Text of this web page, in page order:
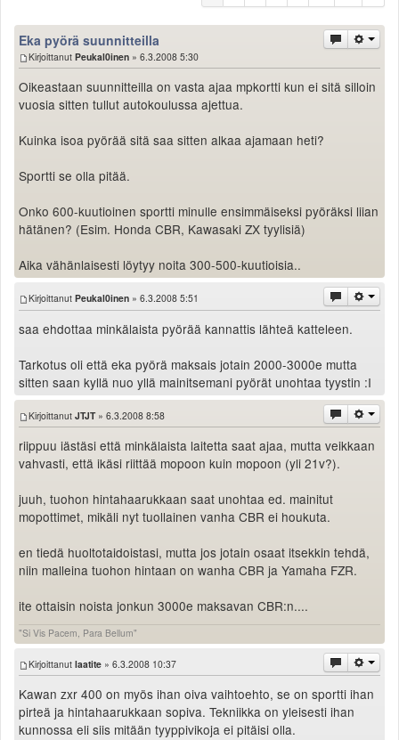
Uudet ajoneuvot
Uudet kuvat
Uudet videot
Uudet kommentit
Haku
Ajoneuvot
Osat
TIETOPANKKI
MP15 kuvia
MP13 kuvia
ACS 2015 kuvia
UUTISET
SÄÄ
Valitse paikkakunta
Helsingin sää
Tampereen sää
Turun sää
Oulun sää
Kuopion sää
MUUT
VIP-jäsenyys
Suunnittele oma paita
Mainostus
Palaute
Kevytversio
Eka pyörä suunnitteilla
Kirjoittanut Peukal0inen » 6.3.2008 5:30
Oikeastaan suunnitteilla on vasta ajaa mpkortti kun ei sitä silloin
vuosia sitten tullut autokoulussa ajettua.
Kuinka isoa pyörää sitä saa sitten alkaa ajamaan heti?
Sportti se olla pitää.
Onko 600-kuutioinen sportti minulle ensimmäiseksi pyöräksi liian
hätänen? (Esim. Honda CBR, Kawasaki ZX tyylisiä)
Aika vähänlaisesti löytyy noita 300-500-kuutioisia..
Kirjoittanut Peukal0inen » 6.3.2008 5:51
saa ehdottaa minkälaista pyörää kannattis lähteä katteleen.
Tarkotus oli että eka pyörä maksais jotain 2000-3000e mutta
sitten saan kyllä nuo yllä mainitsemani pyörät unohtaa tyystin :I
Kirjoittanut JTJT» 6.3.2008 8:58
riippuu iästäsi että minkälaista laitetta saat ajaa, mutta veikkaan
vahvasti, että ikäsi riittää mopoon kuin mopoon (yli 21v?).
juuh, tuohon hintahaarukkaan saat unohtaa ed. mainitut
mopottimet, mikäli nyt tuollainen vanha CBR ei houkuta.
en tiedä huoltotaidoistasi, mutta jos jotain osaat itsekkin tehdä,
niin malleina tuohon hintaan on wanha CBR ja Yamaha FZR.
ite ottaisin noista jonkun 3000e maksavan CBR:n....
"Si Vis Pacem, Para Bellum"
Kirjoittanut laatite » 6.3.2008 10:37
Kawan zxr 400 on myös ihan oiva vaihtoehto, se on sportti ihan
pirteä ja hintahaarukkaan sopiva. Tekniikka on yleisesti ihan
kunnossa eli siis mitään tyyppivikoja ei pitäisi olla.